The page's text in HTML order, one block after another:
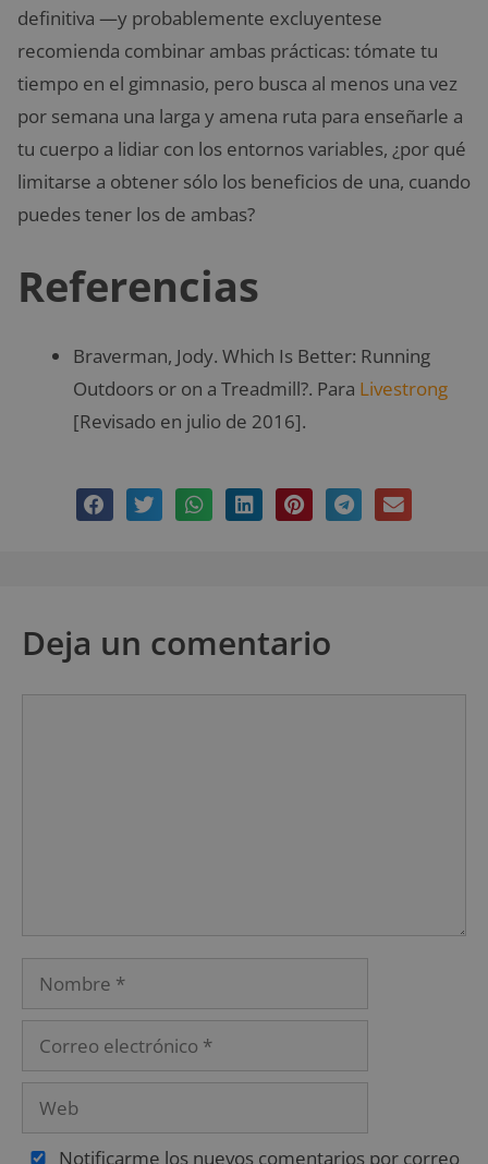
definitiva —y probablemente excluyentese
recomienda combinar ambas prácticas: tómate tu
tiempo en el gimnasio, pero busca al menos una vez
por semana una larga y amena ruta para enseñarle a
tu cuerpo a lidiar con los entornos variables, ¿por qué
limitarse a obtener sólo los beneficios de una, cuando
puedes tener los de ambas?
Referencias
Braverman, Jody. Which Is Better: Running
Outdoors or on a Treadmill?. Para Livestrong
[Revisado en julio de 2016].
Deja un comentario
Notificarme los nuevos comentarios por correo